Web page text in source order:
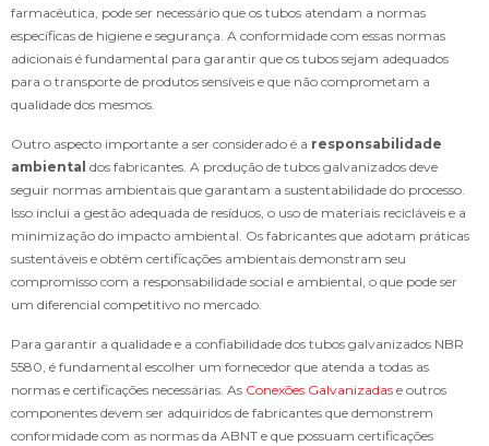
farmacêutica, pode ser necessário que os tubos atendam a normas
específicas de higiene e segurança. A conformidade com essas normas
adicionais é fundamental para garantir que os tubos sejam adequados
para o transporte de produtos sensíveis e que não comprometam a
qualidade dos mesmos.
Outro aspecto importante a ser considerado é a responsabilidade
ambiental dos fabricantes. A produção de tubos galvanizados deve
seguir normas ambientais que garantam a sustentabilidade do processo.
Isso inclui a gestão adequada de resíduos, o uso de materiais recicláveis e a
minimização do impacto ambiental. Os fabricantes que adotam práticas
sustentáveis e obtêm certificações ambientais demonstram seu
compromisso com a responsabilidade social e ambiental, o que pode ser
um diferencial competitivo no mercado.
Para garantir a qualidade e a confiabilidade dos tubos galvanizados NBR
5580, é fundamental escolher um fornecedor que atenda a todas as
normas e certificações necessárias. As Conexões Galvanizadas e outros
componentes devem ser adquiridos de fabricantes que demonstrem
conformidade com as normas da ABNT e que possuam certificações